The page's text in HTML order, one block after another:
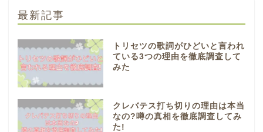
最新記事
トリセツの歌詞がひどいと言われ
ている3つの理由を徹底調査して
みた
クレバテス打ち切りの理由は本当
なの?噂の真相を徹底調査してみ
た!